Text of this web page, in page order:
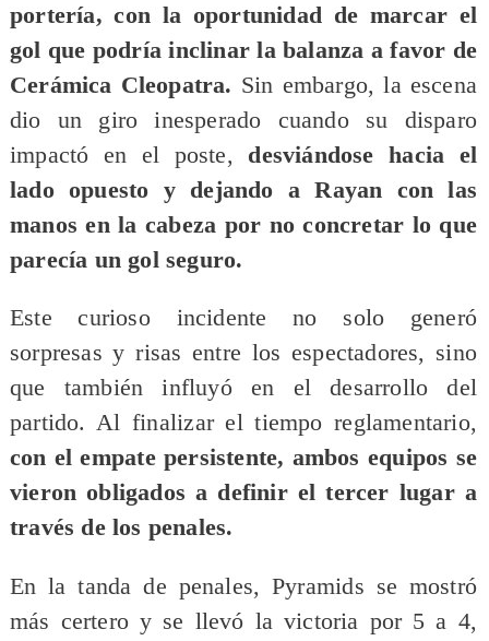
portería, con la oportunidad de marcar el
gol que podría inclinar la balanza a favor de
Cerámica Cleopatra. Sin embargo, la escena
dio un giro inesperado cuando su disparo
impactó en el poste, desviándose hacia el
lado opuesto y dejando a Rayan con las
manos en la cabeza por no concretar lo que
parecía un gol seguro.
Este curioso incidente no solo generó
sorpresas y risas entre los espectadores, sino
que también influyó en el desarrollo del
partido. Al finalizar el tiempo reglamentario,
con el empate persistente, ambos equipos se
vieron obligados a definir el tercer lugar a
través de los penales.
En la tanda de penales, Pyramids se mostró
más certero y se llevó la victoria por 5 a 4,